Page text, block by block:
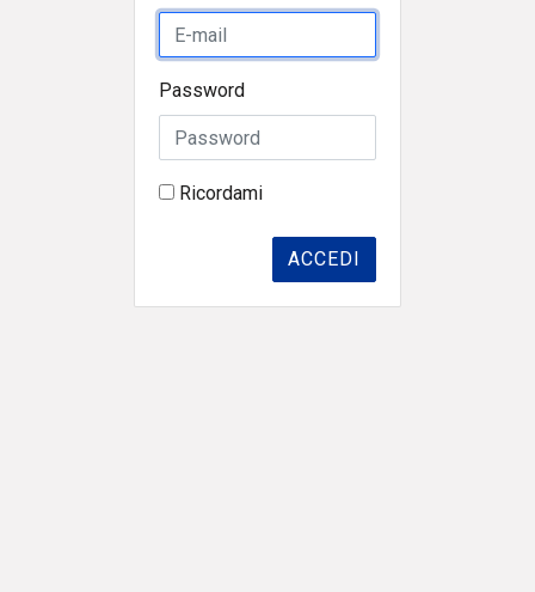
Password
Ricordami
ACCEDI